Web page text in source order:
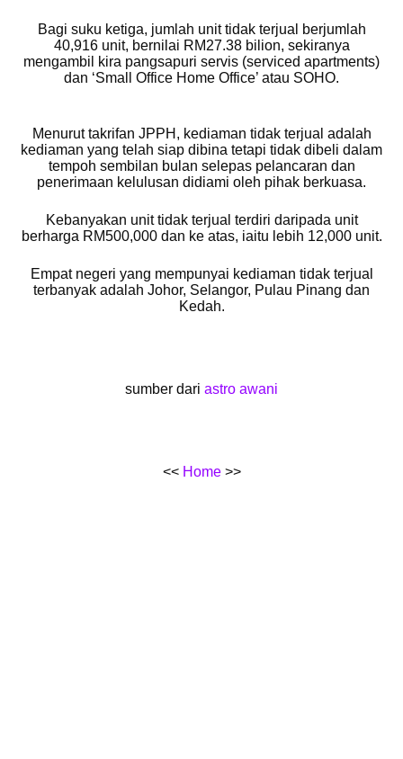
Bagi suku ketiga, jumlah unit tidak terjual berjumlah
40,916 unit, bernilai RM27.38 bilion, sekiranya
mengambil kira pangsapuri servis (serviced apartments)
dan ‘Small Office Home Office’ atau SOHO.
Menurut takrifan JPPH, kediaman tidak terjual adalah
kediaman yang telah siap dibina tetapi tidak dibeli dalam
tempoh sembilan bulan selepas pelancaran dan
penerimaan kelulusan didiami oleh pihak berkuasa.
Kebanyakan unit tidak terjual terdiri daripada unit
berharga RM500,000 dan ke atas, iaitu lebih 12,000 unit.
Empat negeri yang mempunyai kediaman tidak terjual
terbanyak adalah Johor, Selangor, Pulau Pinang dan
Kedah.
sumber dari astro awani
<< Home>>